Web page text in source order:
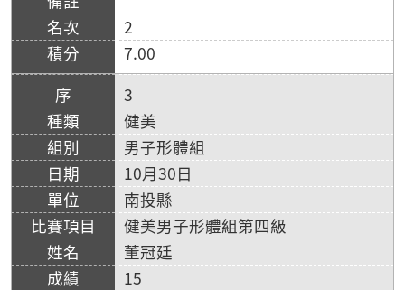
2
7.00
3
健美
男子形體組
10月30日
南投縣
健美男子形體組第四級
董冠廷
15